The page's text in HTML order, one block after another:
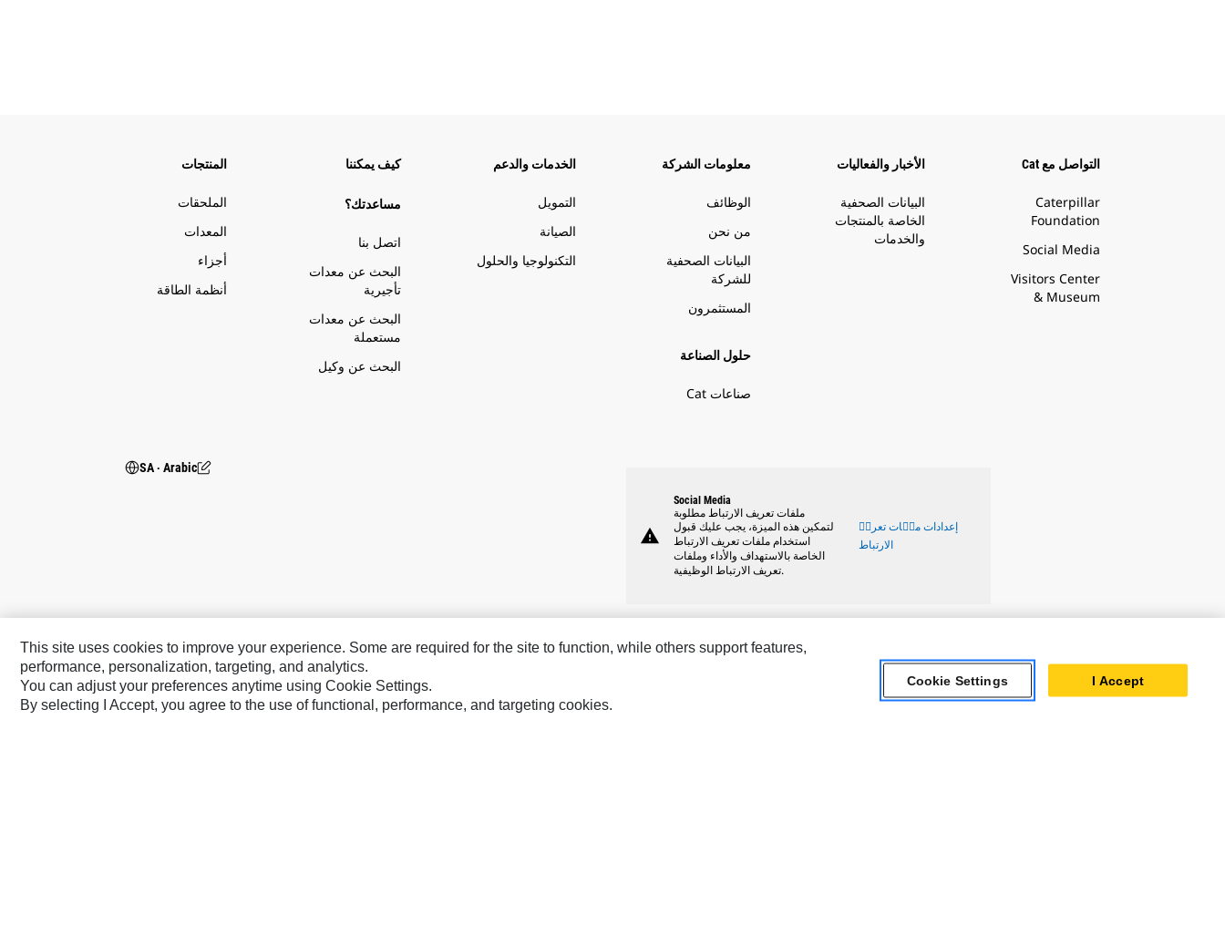
المنتجات
الملحقات
المعدات
أجزاء
أنظمة الطاقة
كيف يمكننا
مساعدتك؟
اتصل بنا
البحث عن معدات
تأجيرية
البحث عن معدات
مستعملة
البحث عن وكيل
الخدمات والدعم
التمويل
الصيانة
التكنولوجيا والحلول
معلومات الشركة
الوظائف
من نحن
البيانات الصحفية
للشركة
المستثمرون
حلول الصناعة
صناعات Cat
الأخبار والفعاليات
البيانات الصحفية
الخاصة بالمنتجات
والخدمات
التواصل مع Cat
Caterpillar
Foundation
Social Media
Visitors Center
& Museum
SA ‧ Arabic
warning
Social Media
ملفات تعريف الارتباط مطلوبة
لتمكين هذه الميزة، يجب عليك قبول
استخدام ملفات تعريف الارتباط
الخاصة بالاستهداف والأداء وملفات
تعريف الارتباط الوظيفية.
إعدادات ملٝات تعريٝ
الارتباط
Caterpillar Brands
Perkins
Solar Turbines
This site uses cookies to improve your experience. Some are required for the site to function, while others support features,
performance, personalization, targeting, and analytics.
You can adjust your preferences anytime using Cookie Settings.
By selecting I Accept, you agree to the use of functional, performance, and targeting cookies.
Cookie Settings I Accept